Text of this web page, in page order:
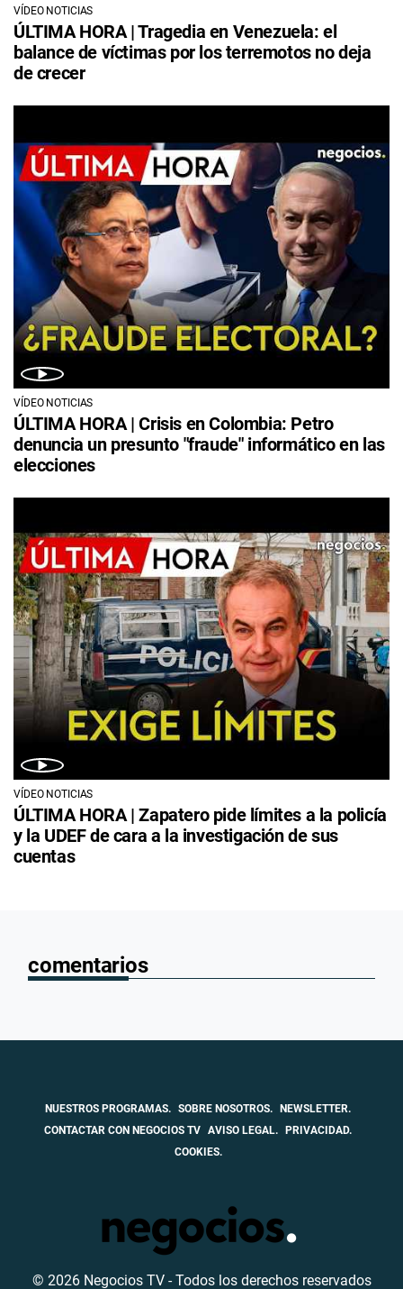
VÍDEO NOTICIAS
ÚLTIMA HORA | Tragedia en Venezuela: el
balance de víctimas por los terremotos no deja
de crecer
VÍDEO NOTICIAS
ÚLTIMA HORA | Crisis en Colombia: Petro
denuncia un presunto "fraude" informático en las
elecciones
VÍDEO NOTICIAS
ÚLTIMA HORA | Zapatero pide límites a la policía
y la UDEF de cara a la investigación de sus
cuentas
comentarios
NUESTROS PROGRAMAS. SOBRE NOSOTROS.
NEWSLETTER.
CONTACTAR CON NEGOCIOS TV AVISO LEGAL.
PRIVACIDAD.
COOKIES.
© 2026 Negocios TV - Todos los derechos reservados